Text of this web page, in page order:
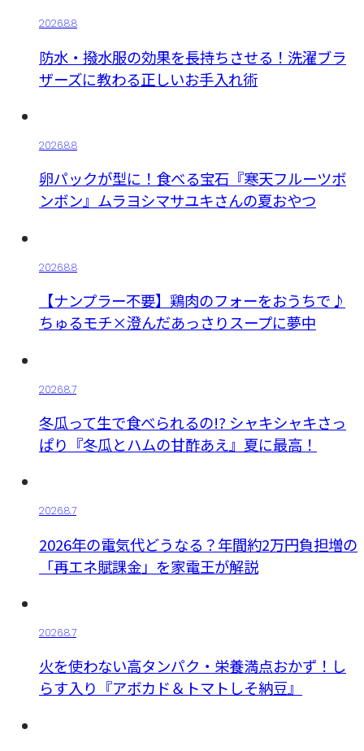
2026.8.8
防水・撥水服の効果を長持ちさせる！洗濯ブラ
ザーズに教わる正しいお手入れ術
2026.8.8
卵パックが型に！食べる宝石『寒天フルーツボ
ンボン』ムラヨシマサユキさんの夏おやつ
2026.8.8
【ナンプラー不要】鶏肉のフォーをおうちで♪
ちゅるモチ×澄んだあっさりスープに夢中
2026.8.7
冬瓜って生で食べられるの!? シャキシャキさっ
ぱり『冬瓜とハムの甘酢あえ』夏に最高！
2026.8.7
2026年の電気代どうなる？年間約2万円負担増の
「再エネ賦課金」を家電王が解説
2026.8.7
火を使わない高タンパク・栄養満点おかず！し
らす入り『アボカド＆トマトしそ納豆』